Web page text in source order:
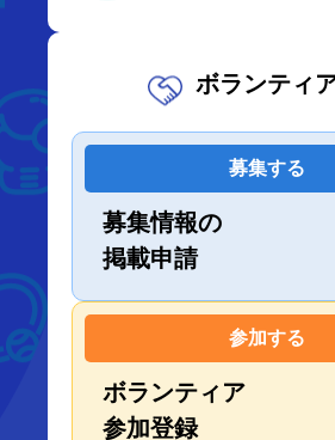
ボランティ
募集する
募集情報の
掲載申請
参加する
ボランティア
参加登録